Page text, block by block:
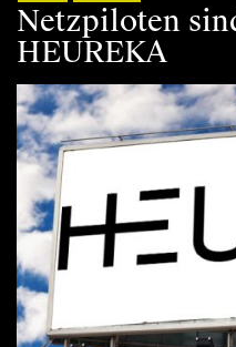
Netzpiloten
HEUREKA